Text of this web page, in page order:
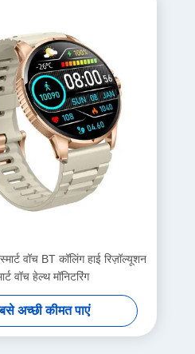
वॉच BT कॉलिंग हाई रिज़ॉल्यूशन
वॉच हेल्थ मॉनिटरिंग
अच्छी कीमत पाएं